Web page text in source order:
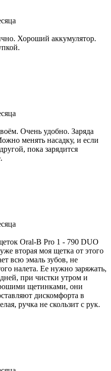
Хороший аккумулятор.
Очень удобно. Заряда
менять насадку, и если
пока зарядится
Oral-B Pro 1 - 790 DUO
вторая моя щетка от этого
всю эмаль зубов, не
налета. Ее нужно заряжать,
при чистки утром и
щетинками, они
дискомфорта в
ручка не скользит с рук.